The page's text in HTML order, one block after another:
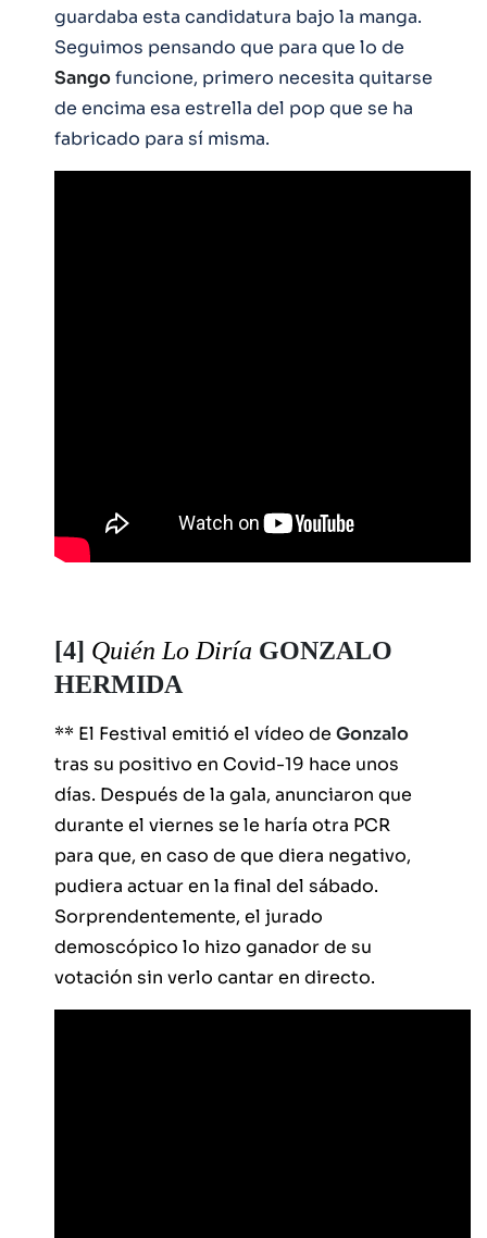
guardaba esta candidatura bajo la manga.
Seguimos pensando que para que lo de
Sangofuncione, primero necesita quitarse
de encima esa estrella del pop que se ha
fabricado para sí misma.
[4] Quién Lo Diría GONZALO
HERMIDA
** El Festival emitió el vídeo de Gonzalo
tras su positivo en Covid-19 hace unos
días. Después de la gala, anunciaron que
durante el viernes se le haría otra PCR
para que, en caso de que diera negativo,
pudiera actuar en la final del sábado.
Sorprendentemente, el jurado
demoscópico lo hizo ganador de su
votación sin verlo cantar en directo.